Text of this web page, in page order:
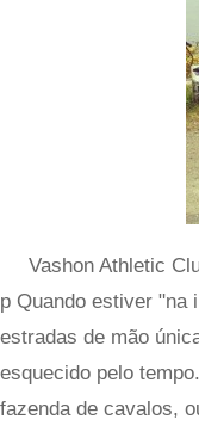
Vashon Athletic
p Quando estiver "na
estradas de mão
esquecido pelo
fazenda de cavalos,